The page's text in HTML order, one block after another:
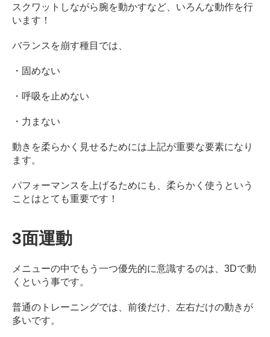
スクワットしながら腕を動かすなど、いろんな動作を行
います！
バランスを崩す種目では、
・固めない
・呼吸を止めない
・力まない
動きを柔らかく見せるためには上記が重要な要素になり
ます。
パフォーマンスを上げるためにも、柔らかく使うという
ことはとても重要です！
3面運動
メニューの中でもう一つ優先的に意識するのは、3Dで動
くという事です。
普通のトレーニングでは、前後だけ、左右だけの動きが
多いです。